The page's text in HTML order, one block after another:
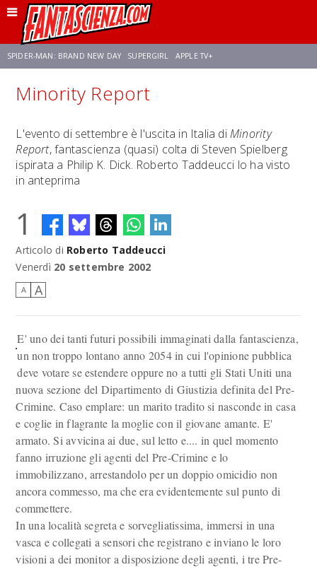
SPIDER-MAN: BRAND NEW DAY SUPERGIRL APPLE TV+
FRANCO RICCIARDIELLO ZENDAYA STAR TREK
NETFLIX SADIE SINK CELIA ROSE GOODING
Minority Report
L'evento di settembre è l'uscita in Italia diMinority
Report, fantascienza (quasi) colta di Steven Spielberg
ispirata a Philip K. Dick. Roberto Taddeucci lo ha visto
in anteprima
1
Articolo di Roberto Taddeucci
Venerdì 20 settembre 2002
A A
E' uno dei tanti futuri possibili immaginati dalla fantascienza,
un non troppo lontano anno 2054 in cui l'opinione pubblica
deve votare se estendere oppure no a tutti gli Stati Uniti una
nuova sezione del Dipartimento di Giustizia definita del Pre-
Crimine. Caso emplare: un marito tradito si nasconde in casa
e coglie in flagrante la moglie con il giovane amante. E'
armato. Si avvicina ai due, sul letto e.... in quel momento
fanno irruzione gli agenti del Pre-Crimine e lo
immobilizzano, arrestandolo per un doppio omicidio non
ancora commesso, ma che era evidentemente sul punto di
commettere.
In una località segreta e sorvegliatissima, immersi in una
vasca e collegati a sensori che registrano e inviano le loro
visioni a dei monitor a disposizione degli agenti, i tre Pre-